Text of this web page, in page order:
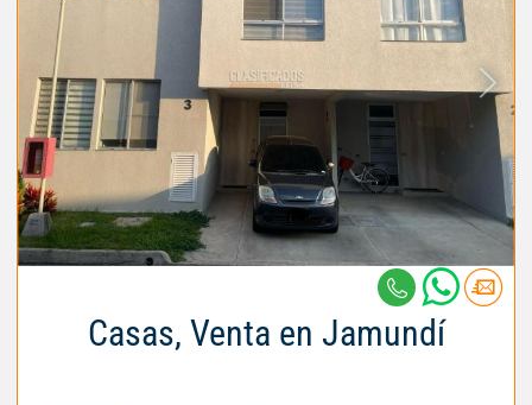
Casas, Venta en Jamundí